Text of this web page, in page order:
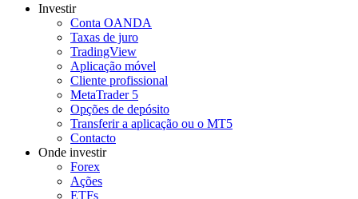
Investir
Conta OANDA
Taxas de juro
TradingView
Aplicação móvel
Cliente profissional
MetaTrader 5
Opções de depósito
Transferir a aplicação ou o MT5
Contacto
Onde investir
Forex
Ações
ETFs